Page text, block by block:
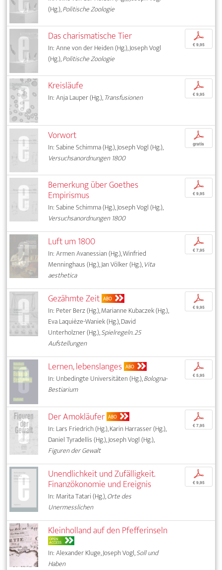
(Hg.),Politische Zoologie
Das charismatische Tier
In: Anne von der Heiden (Hg.), Joseph Vogl
(Hg.),Politische Zoologie
p
€ 9,95
Kreisläufe
In: Anja Lauper (Hg.),Transfusionen
p
€ 9,95
Vorwort
In: Sabine Schimma (Hg.), Joseph Vogl (Hg.),
Versuchsanordnungen 1800
p
gratis
Bemerkung über Goethes
Empirismus
In: Sabine Schimma (Hg.), Joseph Vogl (Hg.),
Versuchsanordnungen 1800
p
€ 9,95
Luft um 1800
In: Armen Avanessian (Hg.), Winfried
Menninghaus (Hg.), Jan Völker (Hg.),Vita
aesthetica
p
€ 7,95
Gezähmte Zeit ABO
In: Peter Berz (Hg.), Marianne Kubaczek (Hg.),
Eva Laquièze-Waniek (Hg.), David
Unterholzner (Hg.),Spielregeln. 25
Aufstellungen
p
€ 9,95
Lernen, lebenslanges ABO
In: Unbedingte Universitäten (Hg.),Bologna-
Bestiarium
p
€ 5,95
Der Amokläufer ABO
In: Lars Friedrich (Hg.), Karin Harrasser (Hg.),
Daniel Tyradellis (Hg.), Joseph Vogl (Hg.),
Figuren der Gewalt
p
€ 7,95
Unendlichkeit und Zufälligkeit.
Finanzökonomie und Ereignis
In: Marita Tatari (Hg.),Orte des
Unermesslichen
p
€ 9,95
Kleinholland auf den Pfefferinseln
OPEN
ACCESS
In: Alexander Kluge, Joseph Vogl,Soll und
Haben